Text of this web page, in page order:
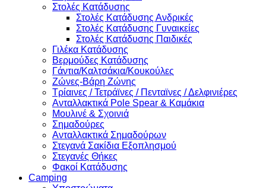
Στολές Κατάδυσης
Στολές Κατάδυσης Ανδρικές
Στολές Κατάδυσης Γυναικείες
Στολές Κατάδυσης Παιδικές
Γιλέκα Κατάδυσης
Βερμούδες Κατάδυσης
Γάντια/Καλτσάκια/Κουκούλες
Ζώνες-Βάρη Ζώνης
Τρίαινες / Τετράϊνες / Πενταϊνες / Δελφινιέρες
Ανταλλακτικά Pole Spear & Καμάκια
Μουλινέ & Σχοινιά
Σημαδούρες
Ανταλλακτικά Σημαδούρων
Στεγανά Σακίδια Εξοπλησμού
Στεγανές Θήκες
Φακοί Κατάδυσης
Camping